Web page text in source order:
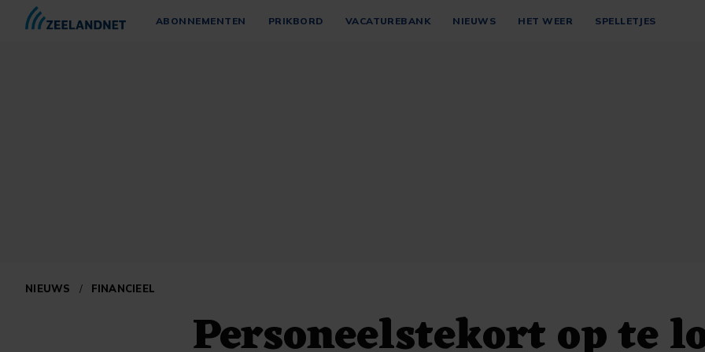
ABONNEMENTEN PRIKBORD VACATUREBANK NIEUWS HET WEER SPELLETJES
NIEUWS / FINANCIEEL